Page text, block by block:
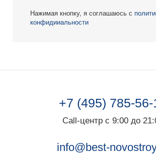
Нажимая кнопку, я соглашаюсь с
конфидииальности
+7 (495) 785-56-
Call-центр с 9:00 до
info@best-